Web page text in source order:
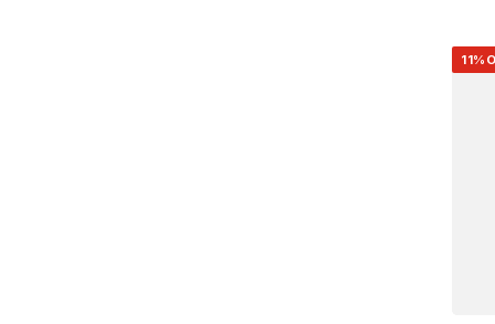
11%